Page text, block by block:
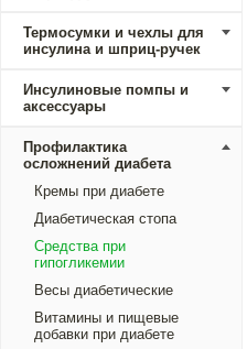
Термосумки и чехлы для
инсулина и шприц-ручек
Инсулиновые помпы и
аксессуары
Профилактика
осложнений диабета
Кремы при диабете
Диабетическая стопа
Средства при
гипогликемии
Весы диабетические
Витамины и пищевые
добавки при диабете